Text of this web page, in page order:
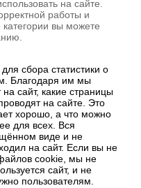
на сайте.
работы и
вы можете
сбора статистики о
Благодаря им мы
сайт, какие страницы
на сайте. Это
хорошо, а что можно
для всех. Вся
виде и не
на сайт. Если вы не
cookie, мы не
сайт, и не
пользователям.